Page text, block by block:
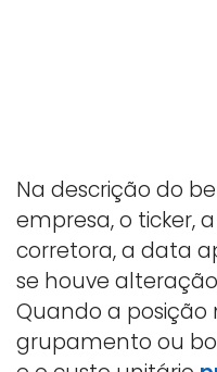
Na descrição do
empresa, o ticker,
corretora, a data
se houve
Quando a posição
grupamento ou